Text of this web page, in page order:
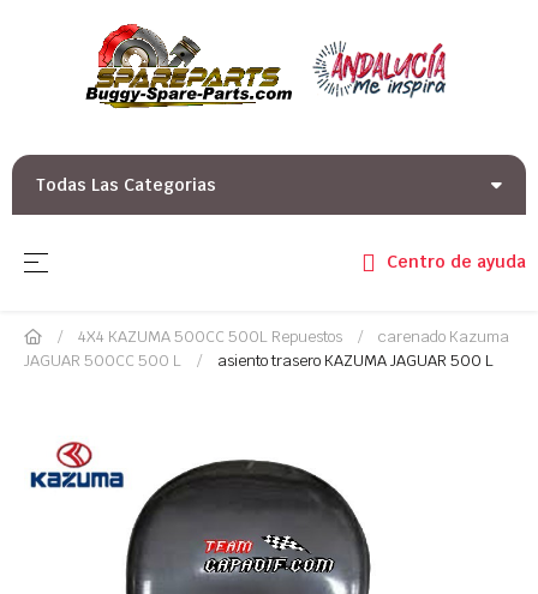
Todas Las Categorias
Navegación de palanca
☰ Centro de ayuda
4X4 KAZUMA 500CC 500L Repuestos
carenado Kazuma
JAGUAR 500CC 500 L
asiento trasero KAZUMA JAGUAR 500 L